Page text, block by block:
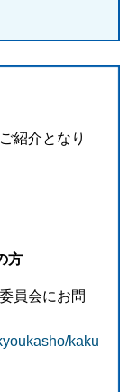
紹介となり
方
員会にお問